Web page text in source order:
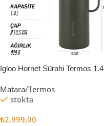
Igloo Hornet Sürahi Termos 1.4
Matara/Termos
stokta
₺2.999,00